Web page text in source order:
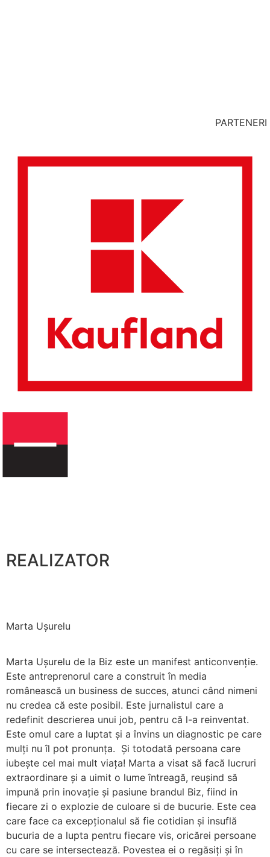
PARTENERI
REALIZATOR
Marta Ușurelu
Marta Ușurelu de la Biz este un manifest anticonvenție.
Este antreprenorul care a construit în media
românească un business de succes, atunci când nimeni
nu credea că este posibil. Este jurnalistul care a
redefinit descrierea unui job, pentru că l-a reinventat.
Este omul care a luptat și a învins un diagnostic pe care
mulți nu îl pot pronunța. Și totodată persoana care
iubește cel mai mult viața! Marta a visat să facă lucruri
extraordinare și a uimit o lume întreagă, reușind să
impună prin inovație și pasiune brandul Biz, fiind in
fiecare zi o explozie de culoare si de bucurie. Este cea
care face ca excepționalul să fie cotidian și insuflă
bucuria de a lupta pentru fiecare vis, oricărei persoane
cu care se intersectează. Povestea ei o regăsiți și în